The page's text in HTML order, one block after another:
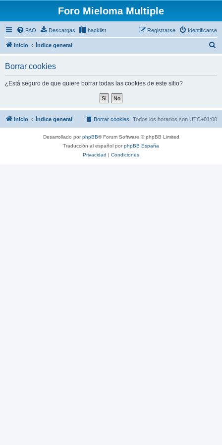
Foro Mieloma Multiple
FAQ Descargas hacklist Identificarse
Registrarse
Inicio Índice general
Borrar cookies
¿Está seguro de que quiere borrar todas las cookies de este sitio?
Inicio Índice general Todos los horarios son UTC+01:00
Borrar cookies
Desarrollado porphpBB® Forum Software © phpBB Limited
Traducción al español porphpBB España
Privacidad | Condiciones